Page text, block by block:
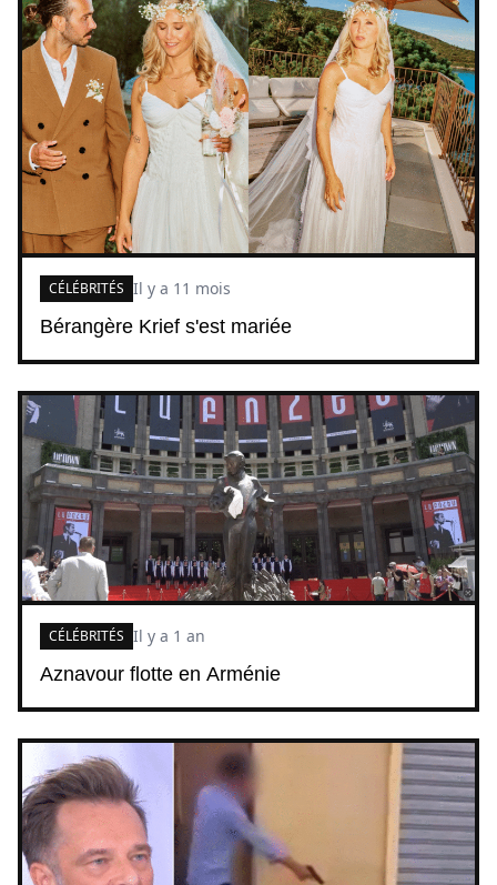
Bérangère Krief s'est mariée
CÉLÉBRITÉS Il y a 11 mois
Aznavour flotte en Arménie
CÉLÉBRITÉS Il y a 1 an